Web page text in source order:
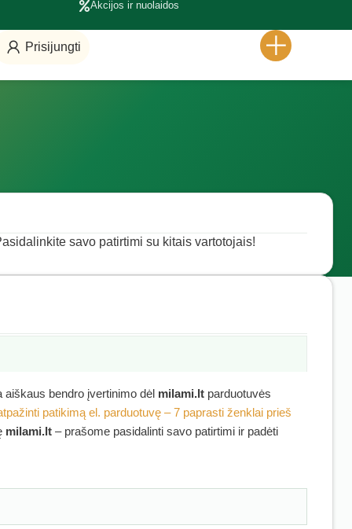
Akcijos ir nuolaidos
Prisijungti
savo patirtimi su kitais vartotojais!
aiškaus bendro įvertinimo dėl milami.lt parduotuvės
patikimą el. parduotuvę – 7 paprasti ženklai prieš
milami.lt – prašome pasidalinti savo patirtimi ir padėti